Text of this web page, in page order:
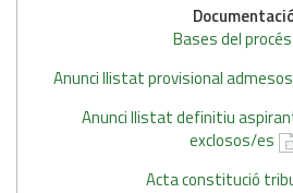
Bases del procés
Anunci llistat provisional
Anunci llistat definitiu
exclosos/es
Acta constitució